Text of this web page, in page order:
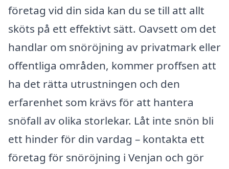
företag vid din sida kan du se till att allt
sköts på ett effektivt sätt. Oavsett om det
handlar om snöröjning av privatmark eller
offentliga områden, kommer proffsen att
ha det rätta utrustningen och den
erfarenhet som krävs för att hantera
snöfall av olika storlekar. Låt inte snön bli
ett hinder för din vardag – kontakta ett
företag för snöröjning i Venjan och gör